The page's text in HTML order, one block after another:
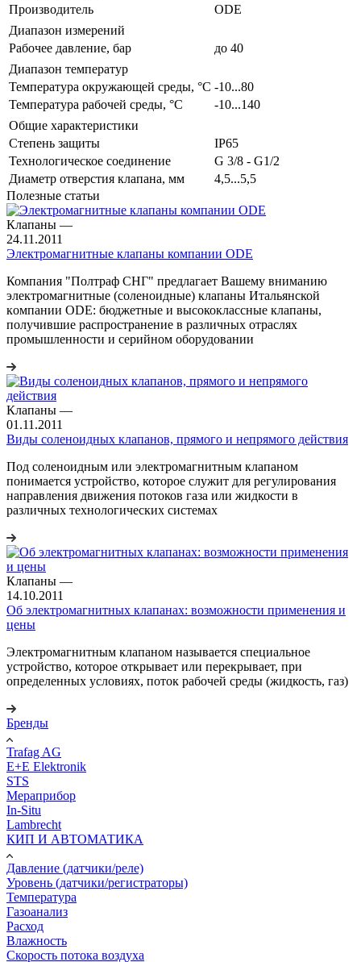
Производитель
ODE
Диапазон измерений
Рабочее давление, бар
до 40
Диапазон температур
Температура окружающей среды, °С -10...80
Температура рабочей среды, °С
-10...140
Общие характеристики
Степень защиты
IP65
Технологическое соединение
G 3/8 - G1/2
Диаметр отверстия клапана, мм
4,5...5,5
Полезные статьи
Клапаны —
24.11.2011
Электромагнитные клапаны компании ODE
Компания "Полтраф СНГ" предлагает Вашему вниманию
электромагнитные (соленоидные) клапаны Итальянской
кoмпании ODE: бюджетные и высококлассные клапаны,
получившие распространение в различных отраслях
промышленности и серийном оборудовании
Клапаны —
01.11.2011
Виды соленоидных клапанов, прямого и непрямого действия
Под соленоидным или электромагнитным клапаном
понимается устройство, которое служит для регулирования
направления движения потоков газа или жидкости в
различных технологических системах
Клапаны —
14.10.2011
Об электромагнитных клапанах: возможности применения и
цены
Электромагнитным клапаном называется специальное
устройство, которое открывает или перекрывает, при
определенных условиях, поток рабочей среды (жидкость, газ)
Бренды
Trafag AG
E+E Elektronik
STS
Мераприбор
In-Situ
Lambrecht
КИП И АВТОМАТИКА
Давление (датчики/реле)
Уровень (датчики/регистраторы)
Температура
Газоанализ
Расход
Влажность
Скорость потока воздуха